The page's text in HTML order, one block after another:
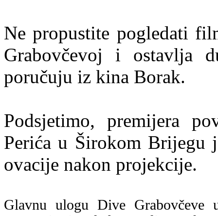
Ne propustite pogledati
Grabovčevoj i ostavlja
poručuju iz kina Borak.
Podsjetimo, premijera
Perića u Širokom Brijegu
ovacije nakon projekcije.
Glavnu ulogu Dive